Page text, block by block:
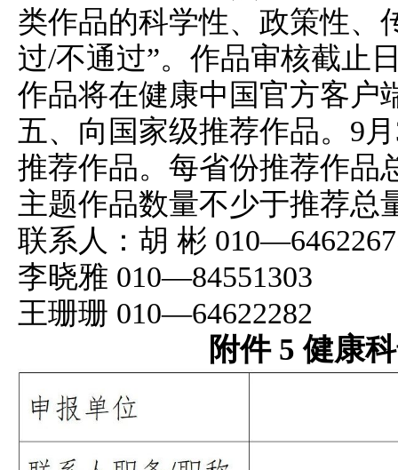
类作品的科学性、政策性、
过/不通过”。作品审核截止
作品将在健康中国官方客户
五、向国家级推荐作品。9
推荐作品。每省份推荐作品
主题作品数量不少于推荐总
联系人：胡 彬
李晓雅 010—84551303
王珊珊 010—64622282
附件 5 健康